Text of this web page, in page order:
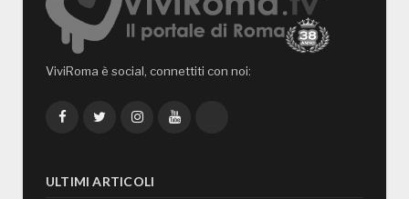
ViviRoma è social, connettiti con noi:
FacebookTwitterInstagramYouTube
ULTIMI ARTICOLI